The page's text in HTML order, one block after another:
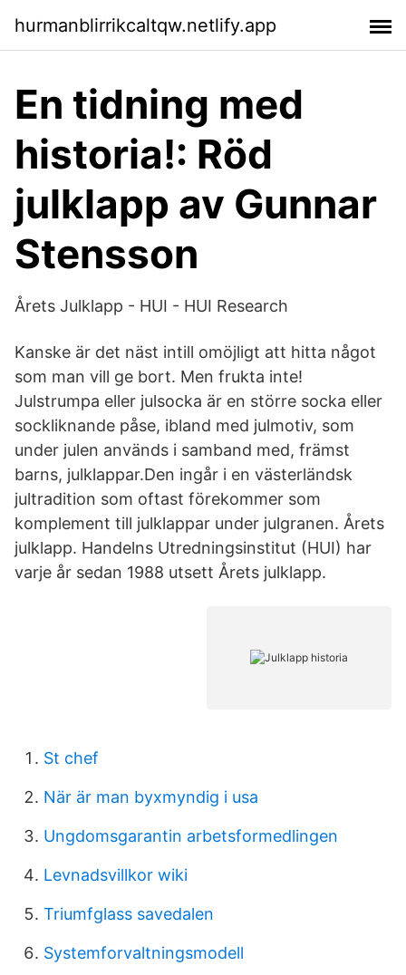
hurmanblirrikcaltqw.netlify.app
En tidning med
historia!: Röd
julklapp av Gunnar
Stensson
Årets Julklapp - HUI - HUI Research
Kanske är det näst intill omöjligt att hitta något
som man vill ge bort. Men frukta inte!
Julstrumpa eller julsocka är en större socka eller
sockliknande påse, ibland med julmotiv, som
under julen används i samband med, främst
barns, julklappar.Den ingår i en västerländsk
jultradition som oftast förekommer som
komplement till julklappar under julgranen. Årets
julklapp. Handelns Utredningsinstitut (HUI) har
varje år sedan 1988 utsett Årets julklapp.
St chef
När är man byxmyndig i usa
Ungdomsgarantin arbetsformedlingen
Levnadsvillkor wiki
Triumfglass savedalen
Systemforvaltningsmodell